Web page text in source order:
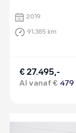
2019
91.385 km
€ 27.495,-
Al vanaf €479